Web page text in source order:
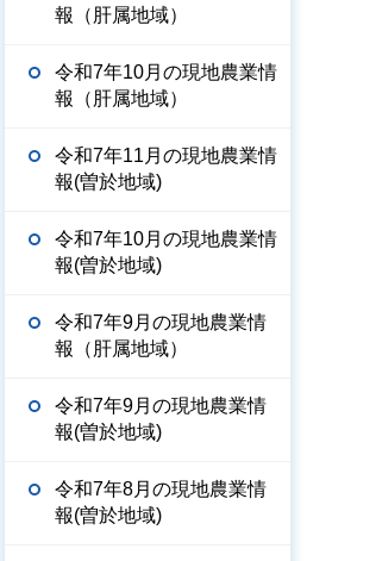
報（肝属地域）
令和7年10月の現地農業情
報（肝属地域）
令和7年11月の現地農業情
報(曽於地域)
令和7年10月の現地農業情
報(曽於地域)
令和7年9月の現地農業情
報（肝属地域）
令和7年9月の現地農業情
報(曽於地域)
令和7年8月の現地農業情
報(曽於地域)